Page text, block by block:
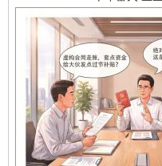
揭开“小金库”的